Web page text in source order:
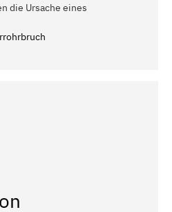
die Ursache eines